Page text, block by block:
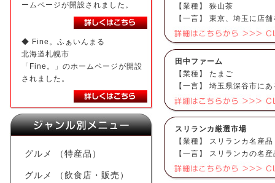
【業種】 狭山茶
【一言】 東京、埼玉に店
田中ファーム
【業種】 たまご
【一言】 埼玉県深谷市に
スリランカ厳選市場
【業種】 スリランカ名産品
【一言】 スリランカの名
ームページが開設されました。
◆ Fine。ふぁいんまる
北海道札幌市
「Fine。」のホームページが開設
されました。
グルメ （特産品）
グルメ （飲食店・販売）